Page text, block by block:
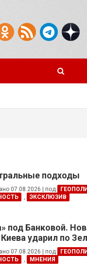
подходы
07.08.2026 под
, ЭКСКЛЮЗИВ
под Банковой.
ударил по
07.08.2026 под
, МНЕНИЯ